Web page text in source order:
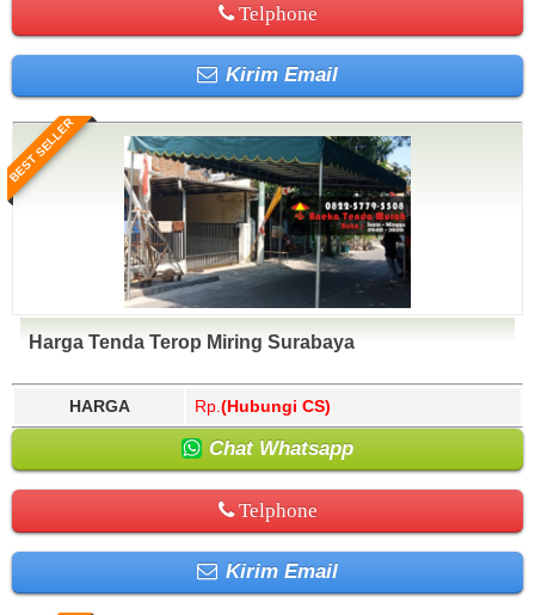
Telphone
Kirim Email
BEST SELLER
Harga Tenda Terop Miring Surabaya
HARGA Rp. (Hubungi CS)
Chat Whatsapp
Telphone
Kirim Email